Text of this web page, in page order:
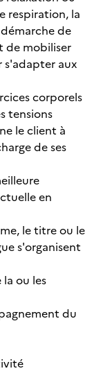
respiration, la
de
de mobiliser
s'adapter aux
corporels
tensions
le client à
de ses
en
le titre ou le
s'organisent
ou les
du